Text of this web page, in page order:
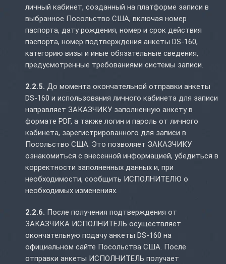
личный кабинет, созданный на платформе записи в
выбранное Посольство США, включая номер
паспорта, дату рождения, номер и срок действия
паспорта, номер подтверждения анкеты DS-160,
категорию визы и иные обязательные сведения,
предусмотренные требованиями системы записи.
2.2.5. До момента окончательной отправки анкеты
DS-160 и использования личного кабинета для записи
направляет ЗАКАЗЧИКУ заполненную анкету в
формате PDF, а также логин и пароль от личного
кабинета, зарегистрированного для записи в
Посольство США. Это позволяет ЗАКАЗЧИКУ
ознакомиться с внесенной информацией, убедиться в
корректности заполненных данных и, при
необходимости, сообщить ИСПОЛНИТЕЛЮ о
необходимых изменениях.
2.2.6. После получения подтверждения от
ЗАКАЗЧИКА ИСПОЛНИТЕЛЬ осуществляет
окончательную подачу анкеты DS-160 на
официальном сайте Посольства США. После
отправки анкеты ИСПОЛНИТЕЛЬ получает